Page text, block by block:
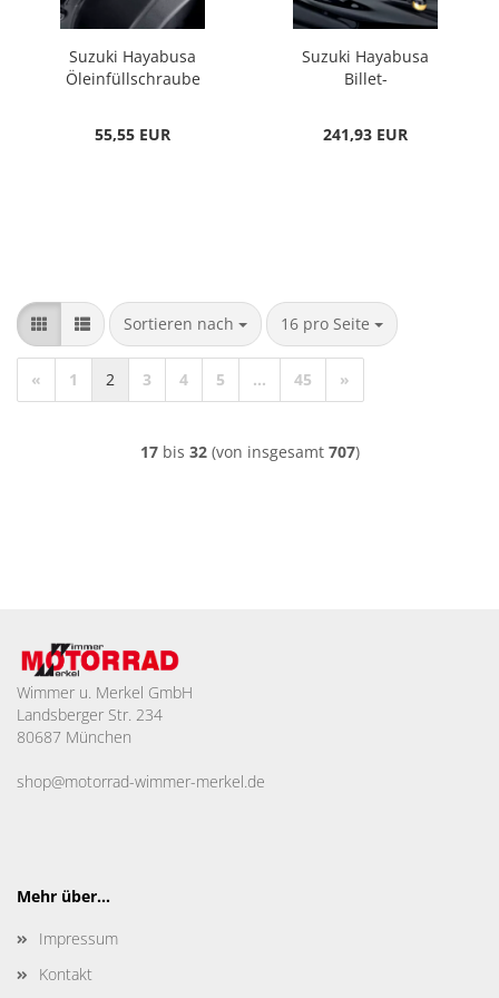
Suzuki Hayabusa
Öleinfüllschraube
55,55 EUR
Suzuki Hayabusa
Billet-
241,93 EUR
Sortieren nach
Sortieren nach 16 pro Seite
pro Seite
« 1 2 3 4 5 ... 45 »
17bis 32(von insgesamt 707)
Wimmer u. Merkel GmbH
Landsberger Str. 234
80687 München
shop@motorrad-wimmer-merkel.de
Mehr über...
Impressum
Kontakt